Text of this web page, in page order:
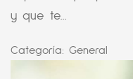
y que te...
Categoría: General